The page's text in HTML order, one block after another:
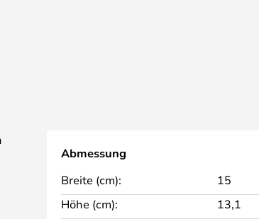
Abmessung
Breite (cm):
15
Höhe (cm):
13,1